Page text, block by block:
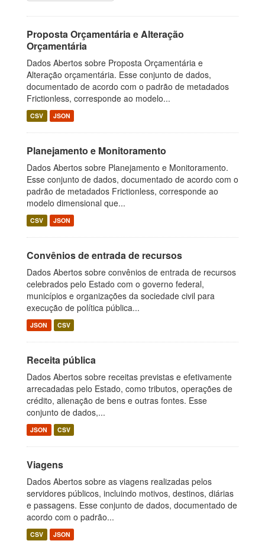
Proposta Orçamentária e Alteração
Orçamentária
Dados Abertos sobre Proposta Orçamentária e
Alteração orçamentária. Esse conjunto de dados,
documentado de acordo com o padrão de metadados
Frictionless, corresponde ao modelo...
CSV JSON
Planejamento e Monitoramento
Dados Abertos sobre Planejamento e Monitoramento.
Esse conjunto de dados, documentado de acordo com o
padrão de metadados Frictionless, corresponde ao
modelo dimensional que...
CSV JSON
Convênios de entrada de recursos
Dados Abertos sobre convênios de entrada de recursos
celebrados pelo Estado com o governo federal,
municípios e organizações da sociedade civil para
execução de política pública...
JSON CSV
Receita pública
Dados Abertos sobre receitas previstas e efetivamente
arrecadadas pelo Estado, como tributos, operações de
crédito, alienação de bens e outras fontes. Esse
conjunto de dados,...
JSON CSV
Viagens
Dados Abertos sobre as viagens realizadas pelos
servidores públicos, incluindo motivos, destinos, diárias
e passagens. Esse conjunto de dados, documentado de
acordo com o padrão...
CSV JSON